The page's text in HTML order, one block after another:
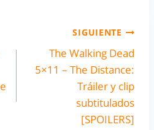
SIGUIENTE
The Walking Dead
5×11 – The Distance:
Tráiler y clip
subtitulados
[SPOILERS]